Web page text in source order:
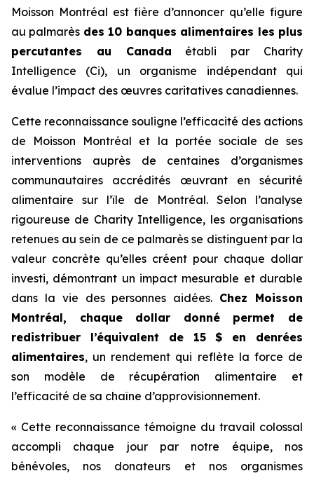
Moisson Montréal est fière d’annoncer qu’elle figure
au palmarès des 10 banques alimentaires les plus
percutantes au Canada établi par Charity
Intelligence (Ci), un organisme indépendant qui
évalue l’impact des œuvres caritatives canadiennes.
Cette reconnaissance souligne l’efficacité des actions
de Moisson Montréal et la portée sociale de ses
interventions auprès de centaines d’organismes
communautaires accrédités œuvrant en sécurité
alimentaire sur l’île de Montréal. Selon l’analyse
rigoureuse de Charity Intelligence, les organisations
retenues au sein de ce palmarès se distinguent par la
valeur concrète qu’elles créent pour chaque dollar
investi, démontrant un impact mesurable et durable
dans la vie des personnes aidées. Chez Moisson
Montréal, chaque dollar donné permet de
redistribuer l’équivalent de 15 $ en denrées
alimentaires, un rendement qui reflète la force de
son modèle de récupération alimentaire et
l’efficacité de sa chaîne d’approvisionnement.
« Cette reconnaissance témoigne du travail colossal
accompli chaque jour par notre équipe, nos
bénévoles, nos donateurs et nos organismes